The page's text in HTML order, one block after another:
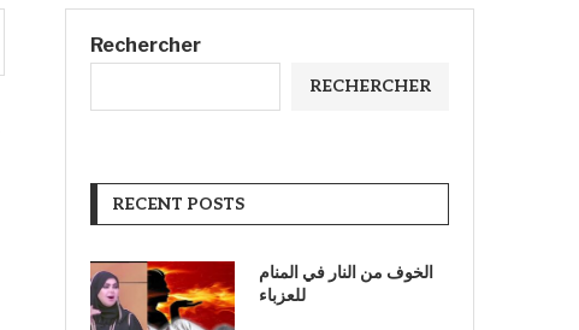
Rechercher
RECHERCHER
RECENT POSTS
الخوف من النار في المنام
للعزباء